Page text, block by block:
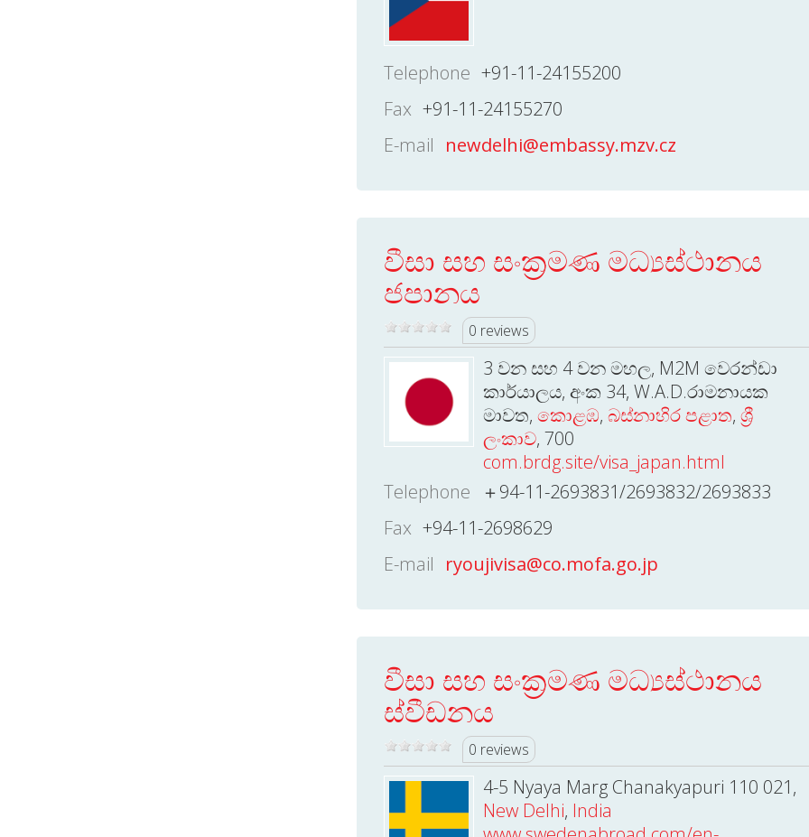
Telephone +91-11-24155200
Fax +91-11-24155270
E-mail newdelhi@embassy.mzv.cz
වීසා සහ සංක්‍රමණ මධ්‍යස්ථානය
ජපානය
0 reviews
3 වන සහ 4 වන මහල, M2M වෙරන්ඩා
කාර්යාලය, අංක 34, W.A.D.රාමනායක
මාවත, කොළඹ, බස්නාහිර පළාත, ශ්‍රී
ලංකාව, 700
com.brdg.site/visa_japan.html
Telephone
＋94-11-2693831/2693832/2693833
Fax +94-11-2698629
E-mail ryoujivisa@co.mofa.go.jp
වීසා සහ සංක්‍රමණ මධ්‍යස්ථානය
ස්වීඩනය
0 reviews
4-5 Nyaya Marg Chanakyapuri 110 021,
New Delhi, India